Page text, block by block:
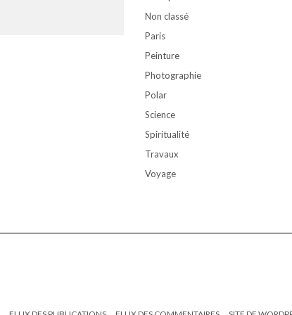
Non classé
Paris
Peinture
Photographie
Polar
Science
Spiritualité
Travaux
Voyage